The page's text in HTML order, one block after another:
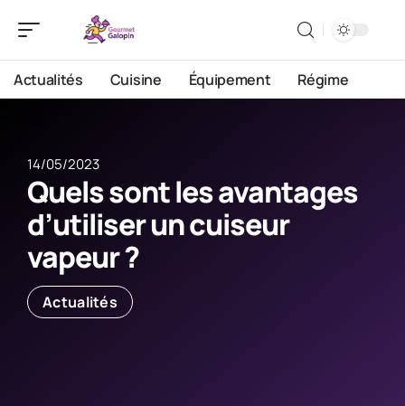
Actualités Cuisine Équipement Régime
14/05/2023
Quels sont les avantages
d’utiliser un cuiseur
vapeur ?
Actualités